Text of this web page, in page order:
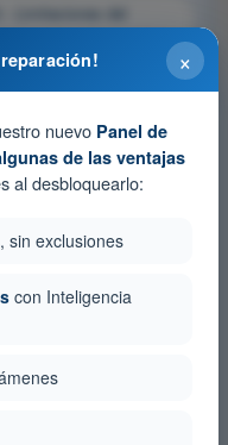
Limitaciones del
del rendimiento ×
nuevo Panel de
de las ventajas
al desbloquearlo:
sin exclusiones
con Inteligencia